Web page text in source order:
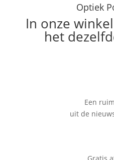
Optiek
In onze
het
Een
uit de
Gratis